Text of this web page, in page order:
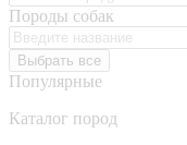
Породы собак
Выбрать все
Популярные
Каталог пород